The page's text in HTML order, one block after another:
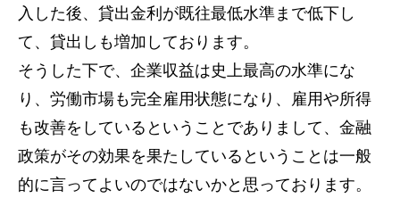
入した後、貸出金利が既往最低水準まで低下し
て、貸出しも増加しております。
そうした下で、企業収益は史上最高の水準にな
り、労働市場も完全雇用状態になり、雇用や所得
も改善をしているということでありまして、金融
政策がその効果を果たしているということは一般
的に言ってよいのではないかと思っております。